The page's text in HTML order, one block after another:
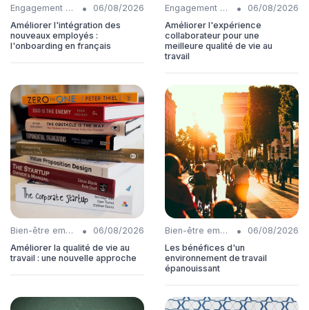
Engagement collaborateurs •
06/08/2026
Améliorer l'intégration des
nouveaux employés :
l'onboarding en français
Engagement collaborateurs •
06/08/2026
Améliorer l'expérience
collaborateur pour une
meilleure qualité de vie au
travail
Bien-être employés •
06/08/2026
Améliorer la qualité de vie au
travail : une nouvelle approche
Bien-être employés •
06/08/2026
Les bénéfices d'un
environnement de travail
épanouissant